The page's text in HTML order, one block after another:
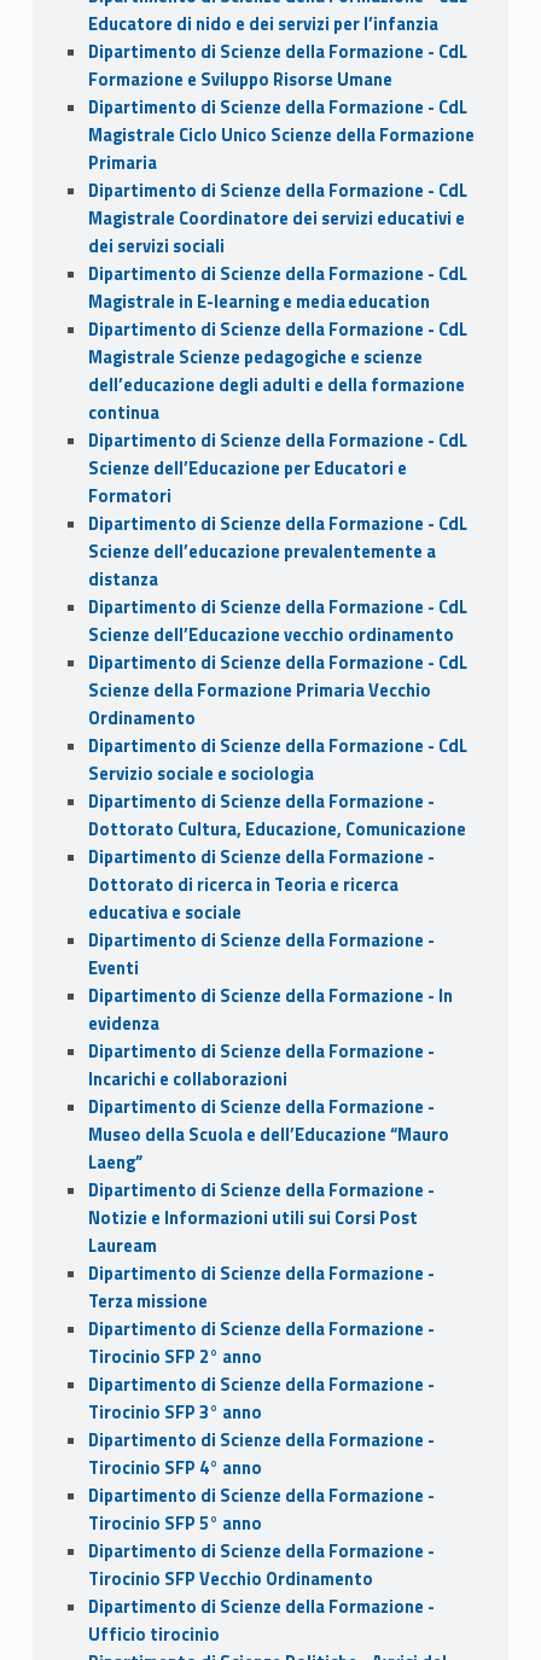
Educatore di nido e dei servizi per l’infanzia
Dipartimento di Scienze della Formazione - CdL
Formazione e Sviluppo Risorse Umane
Dipartimento di Scienze della Formazione - CdL
Magistrale Ciclo Unico Scienze della Formazione
Primaria
Dipartimento di Scienze della Formazione - CdL
Magistrale Coordinatore dei servizi educativi e
dei servizi sociali
Dipartimento di Scienze della Formazione - CdL
Magistrale in E-learning e media education
Dipartimento di Scienze della Formazione - CdL
Magistrale Scienze pedagogiche e scienze
dell’educazione degli adulti e della formazione
continua
Dipartimento di Scienze della Formazione - CdL
Scienze dell’Educazione per Educatori e
Formatori
Dipartimento di Scienze della Formazione - CdL
Scienze dell’educazione prevalentemente a
distanza
Dipartimento di Scienze della Formazione - CdL
Scienze dell’Educazione vecchio ordinamento
Dipartimento di Scienze della Formazione - CdL
Scienze della Formazione Primaria Vecchio
Ordinamento
Dipartimento di Scienze della Formazione - CdL
Servizio sociale e sociologia
Dipartimento di Scienze della Formazione -
Dottorato Cultura, Educazione, Comunicazione
Dipartimento di Scienze della Formazione -
Dottorato di ricerca in Teoria e ricerca
educativa e sociale
Dipartimento di Scienze della Formazione -
Eventi
Dipartimento di Scienze della Formazione - In
evidenza
Dipartimento di Scienze della Formazione -
Incarichi e collaborazioni
Dipartimento di Scienze della Formazione -
Museo della Scuola e dell’Educazione “Mauro
Laeng”
Dipartimento di Scienze della Formazione -
Notizie e Informazioni utili sui Corsi Post
Lauream
Dipartimento di Scienze della Formazione -
Terza missione
Dipartimento di Scienze della Formazione -
Tirocinio SFP 2° anno
Dipartimento di Scienze della Formazione -
Tirocinio SFP 3° anno
Dipartimento di Scienze della Formazione -
Tirocinio SFP 4° anno
Dipartimento di Scienze della Formazione -
Tirocinio SFP 5° anno
Dipartimento di Scienze della Formazione -
Tirocinio SFP Vecchio Ordinamento
Dipartimento di Scienze della Formazione -
Ufficio tirocinio